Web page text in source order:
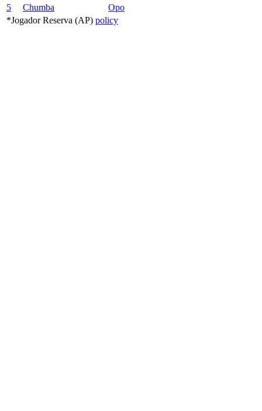
5
Chumba
Opo
*Jogador Reserva (AP) policy